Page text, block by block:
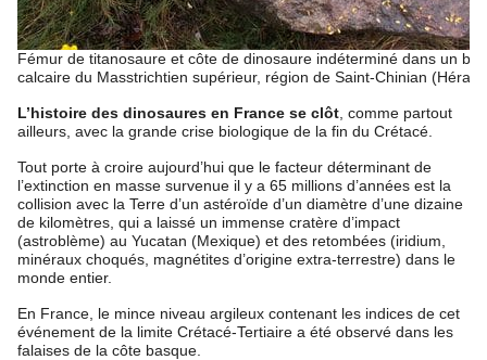
Fémur de titanosaure et côte de dinosaure indéterminé dans un
calcaire du Masstrichtien supérieur, région de Saint-Chinian
L’histoire des dinosaures en France se clôt , comme partout
ailleurs, avec la grande crise biologique de la fin du Crétacé.
Tout porte à croire aujourd’hui que le facteur déterminant de
l’extinction en masse survenue il y a 65 millions d’années est la
collision avec la Terre d’un astéroïde d’un diamètre d’une dizaine
de kilomètres, qui a laissé un immense cratère d’impact
(astroblème) au Yucatan (Mexique) et des retombées (iridium,
minéraux choqués, magnétites d’origine extra-terrestre) dans le
monde entier.
En France, le mince niveau argileux contenant les indices de cet
événement de la limite Crétacé-Tertiaire a été observé dans les
falaises de la côte basque.